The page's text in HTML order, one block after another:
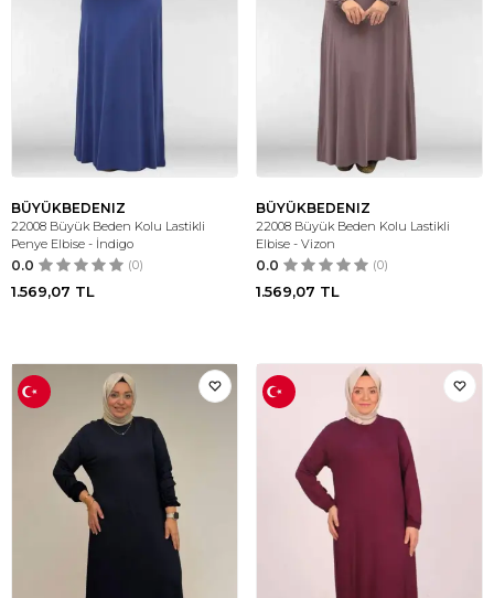
BÜYÜKBEDENIZ
22008 Büyük Beden Kolu Lastikli
Penye Elbise - İndigo
0.0 (0)
1.569,07 TL
BÜYÜKBEDENIZ
22008 Büyük Beden Kolu Lastikli
Elbise - Vizon
0.0 (0)
1.569,07 TL